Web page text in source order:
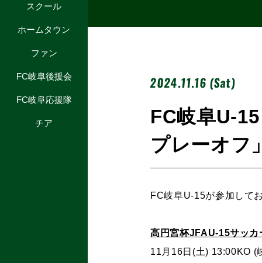
スクール
ホームタウン
ファン
FC岐阜後援会
FC岐阜応援隊
チア
2024.11.16 (Sat)
FC岐阜U-
プレーオフ
FC岐阜U-15が参加して
高円宮杯JFAU-15サッ
11月16日(土) 13:00KO (